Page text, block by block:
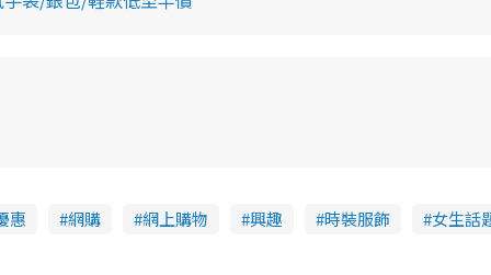
惠 網購 網上購物 興趣 時裝服飾 女生話